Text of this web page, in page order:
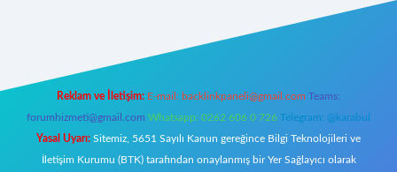
Reklam ve İletişim: E-mail: backlinkpaneli@gmail.com Teams:
forumhizmeti@gmail.com Whatsapp: 0262 606 0 726 Telegram: @karabul
Yasal Uyarı: Sitemiz, 5651 Sayılı Kanun gereğince Bilgi Teknolojileri ve
İletişim Kurumu (BTK) tarafından onaylanmış bir Yer Sağlayıcı olarak